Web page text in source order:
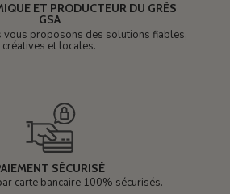
ET PRODUCTEUR DU GRÈS
GSA
vous proposons des solutions fiables,
créatives et locales.
SÉCURISÉ
carte bancaire 100% sécurisés.